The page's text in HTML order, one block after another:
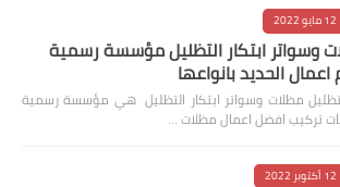
12 مايو 2022
وسواتر ابتكار التظليل مؤسسة رسمية
الحديد بانواعها
مظلات وسواتر ابتكار التظليل هي مؤسسة رسمية
تركيب افضل اعمال مظلات …
12 أكتوبر 2022